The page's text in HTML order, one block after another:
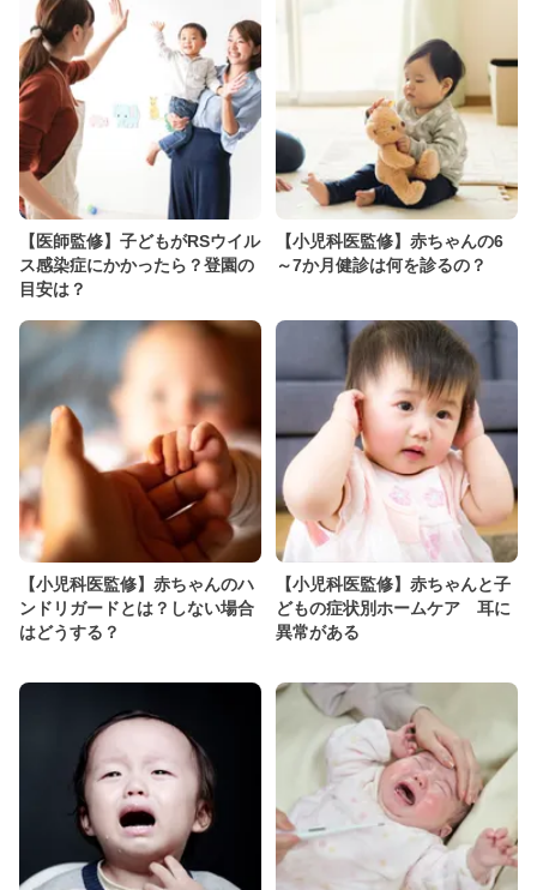
【医師監修】子どもがRSウイル
ス感染症にかかったら？登園の
目安は？
【小児科医監修】赤ちゃんの6
～7か月健診は何を診るの？
【小児科医監修】赤ちゃんのハ
ンドリガードとは？しない場合
はどうする？
【小児科医監修】赤ちゃんと子
どもの症状別ホームケア 耳に
異常がある